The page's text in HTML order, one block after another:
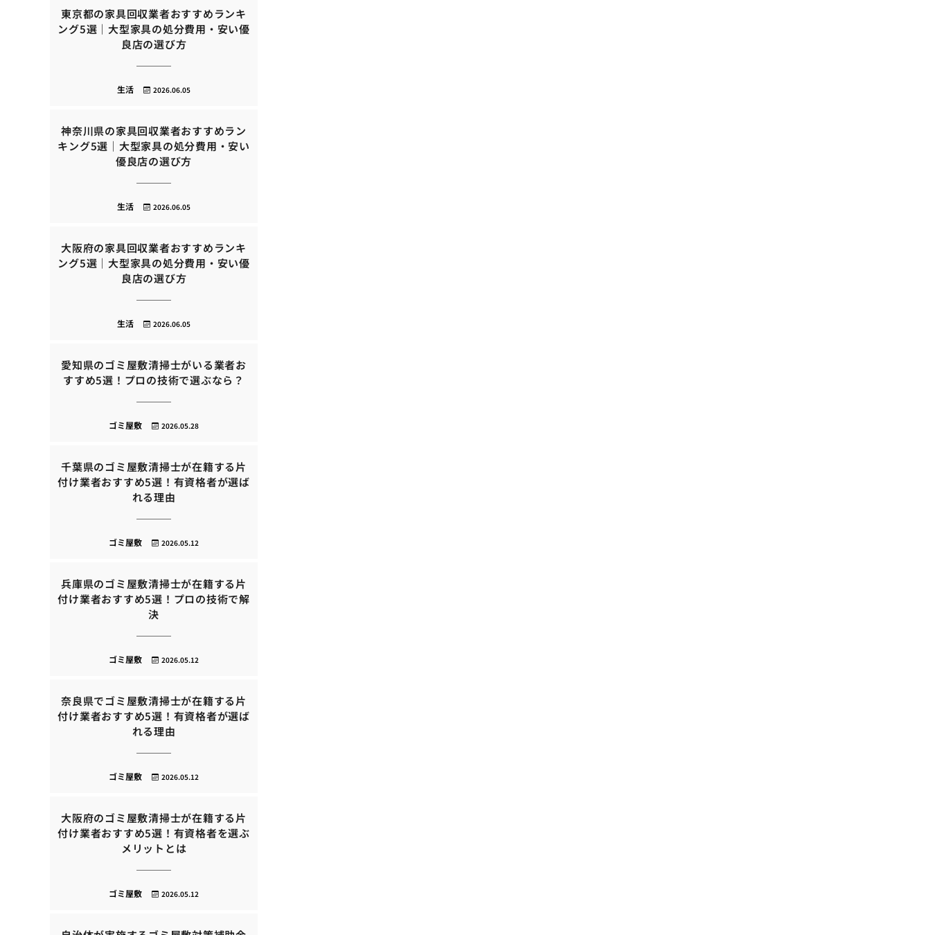
東京都の家具回収業者おすすめランキ
ング5選｜大型家具の処分費用・安い優
良店の選び方
2026.06.05
生活
神奈川県の家具回収業者おすすめラン
キング5選｜大型家具の処分費用・安い
優良店の選び方
2026.06.05
生活
大阪府の家具回収業者おすすめランキ
ング5選｜大型家具の処分費用・安い優
良店の選び方
2026.06.05
生活
愛知県のゴミ屋敷清掃士がいる業者お
すすめ5選！プロの技術で選ぶなら？
2026.05.28
ゴミ屋敷
千葉県のゴミ屋敷清掃士が在籍する片
付け業者おすすめ5選！有資格者が選ば
れる理由
2026.05.12
ゴミ屋敷
兵庫県のゴミ屋敷清掃士が在籍する片
付け業者おすすめ5選！プロの技術で解
決
2026.05.12
ゴミ屋敷
奈良県でゴミ屋敷清掃士が在籍する片
付け業者おすすめ5選！有資格者が選ば
れる理由
2026.05.12
ゴミ屋敷
大阪府のゴミ屋敷清掃士が在籍する片
付け業者おすすめ5選！有資格者を選ぶ
メリットとは
2026.05.12
ゴミ屋敷